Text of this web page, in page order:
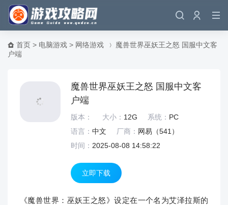
首页 > 电脑游戏 > 网络游戏
魔兽世界巫妖王之怒 国服中文客
户端
魔兽世界巫妖王之怒 国服中文客
户端
版本： 大小： 12G 系统： PC
语言： 中文 厂商： 网易（541）
时间： 2025-08-08 14:58:22
立即下载
《魔兽世界：巫妖王之怒》设定在一个名为艾泽拉斯的